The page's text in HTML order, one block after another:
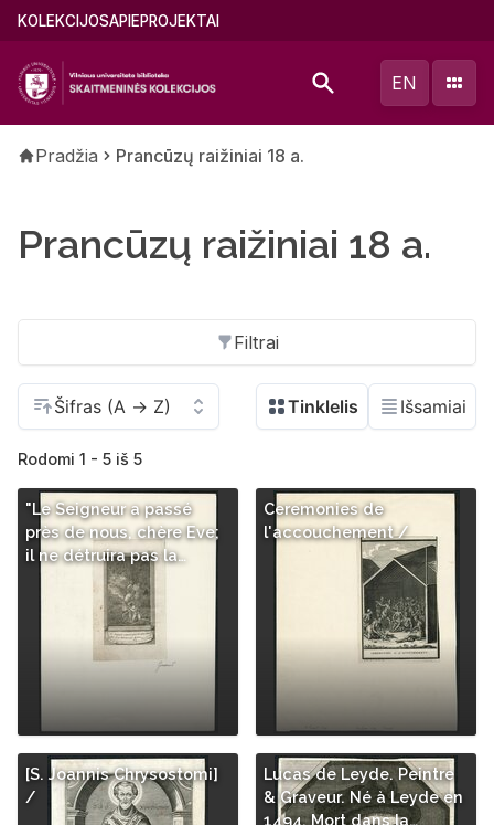
Pereiti
pagrindinį
turinį
Main
(lithuanian)
KOLEKCIJOSAPIEPROJEKTAI
EN
Kelias
Pradžia Prancūzų raižiniai 18 a.
Prancūzų raižiniai 18 a.
Filtrai
Rodomi 1 - 5 iš 5
"Le Seigneur a passé
près de nous, chère Eve;
il ne détruira pas la…
Ceremonies de
l'accouchement /
[S. Joannis Chrysostomi]
/
Lucas de Leyde. Peintre
& Graveur. Né à Leyde en
1494. Mort dans la…